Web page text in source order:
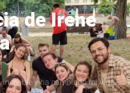
de Irene
increíble y ha cambiado mi vida